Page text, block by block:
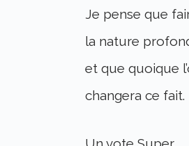
Je pense que
la nature
et que quoique
changera ce fait.